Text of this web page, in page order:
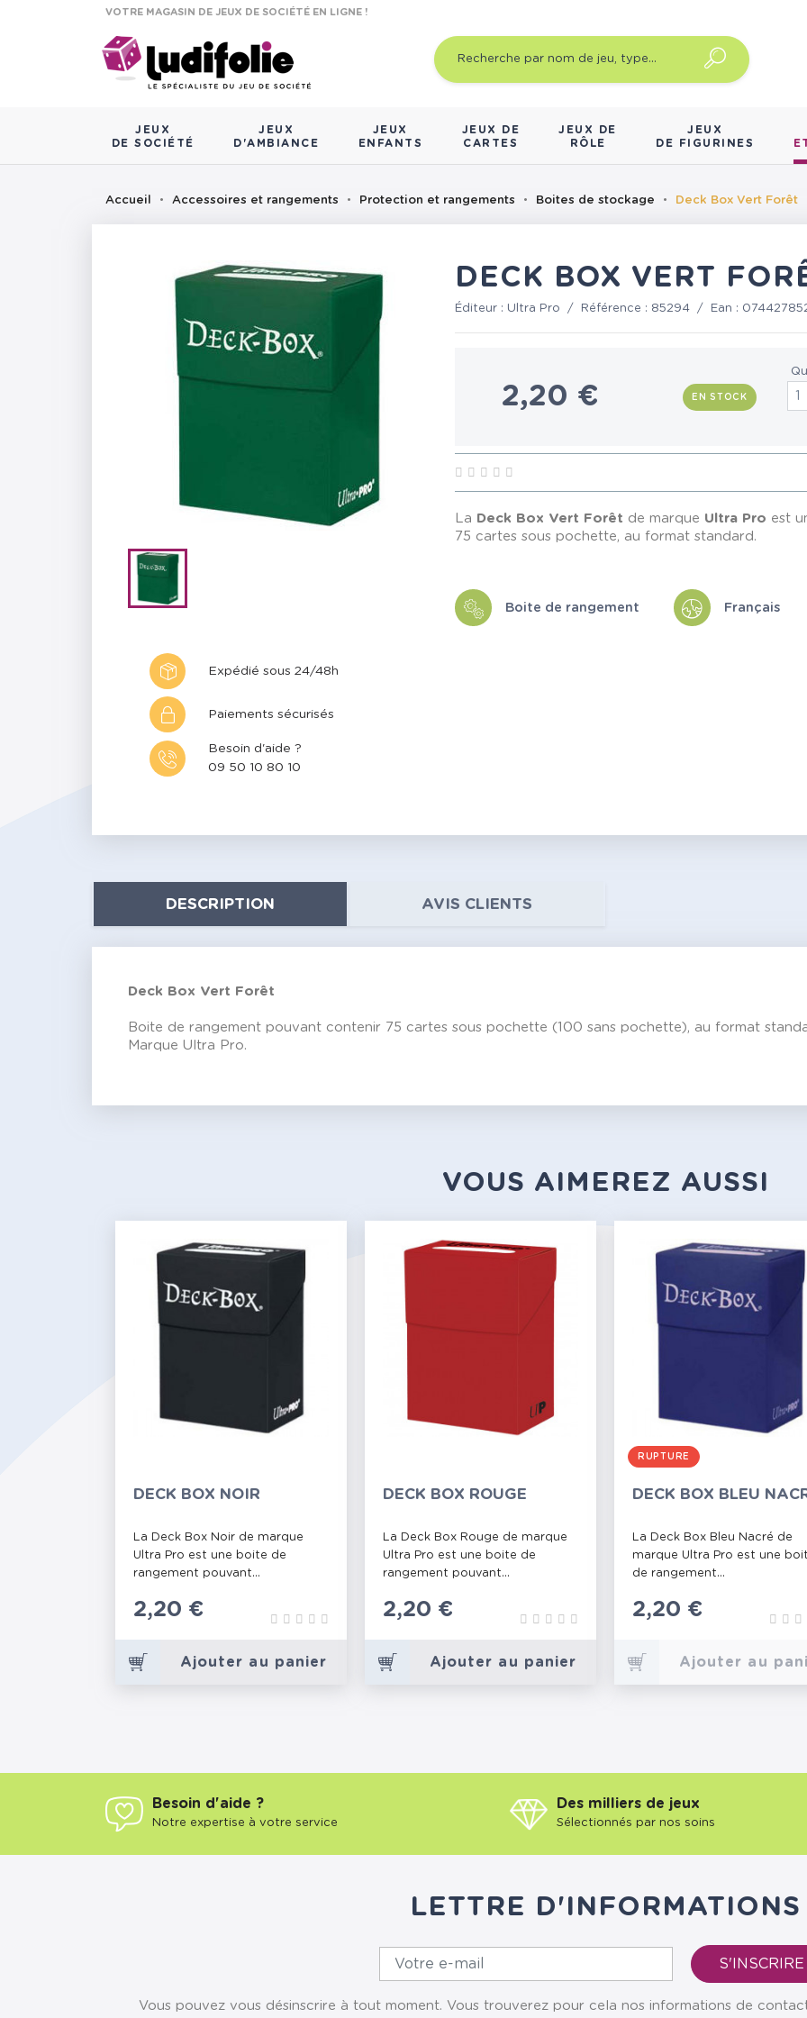
VOTRE MAGASIN DE JEUX DE SOCIÉTÉ EN LIGNE !
JEUX
DE SOCIÉTÉ
JEUX
D'AMBIANCE
JEUX
ENFANTS
JEUX DE
CARTES
JEUX DE
RÔLE
JEUX
DE FIGURINES
Accueil Accessoires et rangements Protection et rangements Boites de stockage Deck Box Vert Forêt
Expédié sous 24/48h
Paiements sécurisés
Besoin d'aide ?
09 50 10 80 10
DECK BOX VERT
Éditeur : Ultra Pro / Référence : 85294 / Ean :
2,20 € EN STOCK
La Deck Box Vert Forêt de marque Ultra Pro est
75 cartes sous pochette, au format standard.
Boite de rangement Français
DESCRIPTION AVIS CLIENTS
Deck Box Vert Forêt
Boite de rangement pouvant contenir 75 cartes sous pochette (100 sans pochette), au format
Marque Ultra Pro.
VOUS AIMEREZ AUSSI
DECK BOX NOIR
La Deck Box Noir de marque
Ultra Pro est une boite de
rangement pouvant...
Prix
2,20 €
Ajouter au panier
DECK BOX ROUGE
La Deck Box Rouge de marque
Ultra Pro est une boite de
rangement pouvant...
Prix
2,20 €
Ajouter au panier
RUPTURE
DECK BOX BLEU
La Deck Box Bleu Nacré de
marque Ultra Pro est une
de rangement...
Prix
2,20 €
Ajouter au
Besoin d'aide ?
Notre expertise à votre service
Des milliers de jeux
Sélectionnés par nos soins
LETTRE D'INFORMATIONS
Vous pouvez vous désinscrire à tout moment. Vous trouverez pour cela nos informations de